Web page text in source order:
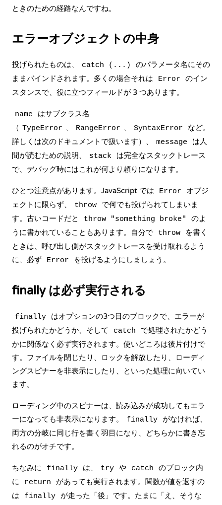
ときのための経路なんですね。
エラーオブジェクトの中身
投げられたものは、 catch (...)
のパラメータ名にその
ままバインドされます。多くの場合それは
Error
のイン
スタンスで、役に立つフィールドが 3 つあります。
name
はサブクラス名
（ TypeError 、 RangeError 、 SyntaxError
など。
詳しくは次のドキュメントで扱います）、
message
は人
間が読むための説明、
stack
は完全なスタックトレース
で、デバッグ時にはこれが何より頼りになります。
ひとつ注意点があります。JavaScript では Error
オブジ
ェクトに限らず、
throw
で何でも投げられてしまいま
す。古いコードだと
throw "something broke"
のよ
うに書かれていることもあります。自分で
throw
を書く
ときは、呼び出し側がスタックトレースを受け取れるよう
に、必ず
Error を投げるようにしましょう。
finally は必ず実行される
finally
はオプションの3つ目のブロックで、エラーが
投げられたかどうか、そして
catch
で処理されたかどう
かに関係なく必ず実行されます。使いどころは後片付けで
す。ファイルを閉じたり、ロックを解放したり、ローディ
ングスピナーを非表示にしたり、といった処理に向いてい
ます。
ローディング中のスピナーは、読み込みが成功してもエラ
ーになっても非表示になります。
finally
がなければ、
両方の分岐に同じ行を書く羽目になり、どちらかに書き忘
れるのがオチです。
ちなみに finally は、 try や catch
のブロック内
に
return
があっても実行されます。関数が値を返すの
は
finally
が走った「後」です。たまに「え、そうな